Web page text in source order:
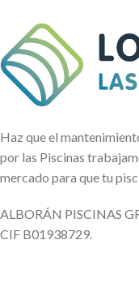
Haz que el
por las Piscinas
mercado para que tu
ALBORÁN PISCINAS
CIF B01938729.